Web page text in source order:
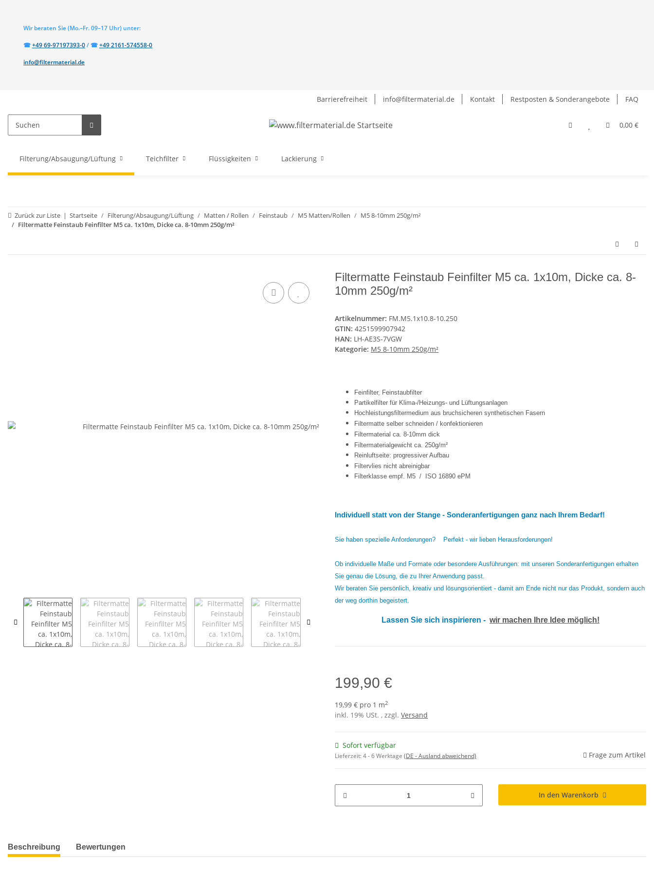
Wir beraten Sie(Mo.–Fr. 09–17 Uhr) unter:
☎Telefon:
+49 69-97197393-0/ ☎Telefon:
+49 2161-574558-0
info@filtermaterial.de
Barrierefreiheit info@filtermaterial.de Kontakt Restposten & Sonderangebote FAQ
0,00 €
Filterung/Absaugung/Lüftung Teichfilter Flüssigkeiten Lackierung
Zurück zur Liste Startseite Filterung/Absaugung/Lüftung Matten / Rollen Feinstaub M5 Matten/Rollen
M5 8-10mm 250g/m²
Filtermatte Feinstaub Feinfilter M5 ca. 1x10m, Dicke ca. 8-10mm 250g/m²
Filtermatte Feinstaub Feinfilter M5 ca. 1x10m, Dicke ca. 8-
10mm 250g/m²
Artikelnummer: FM.M5.1x10.8-10.250
GTIN: 4251599907942
HAN: LH-AE3S-7VGW
Kategorie: M5 8-10mm 250g/m²
Feinfilter, Feinstaubfilter
Partikelfilter für Klima-/Heizungs- und Lüftungsanlagen
Hochleistungsfiltermedium aus bruchsicheren synthetischen Fasern
Filtermatte selber schneiden / konfektionieren
Filtermaterial ca. 8-10mm dick
Filtermaterialgewicht ca. 250g/m²
Reinluftseite: progressiver Aufbau
Filtervlies nicht abreinigbar
Filterklasse empf. M5 / ISO 16890 ePM
Individuell statt von der Stange - Sonderanfertigungen ganz nach Ihrem Bedarf!
Sie haben spezielle Anforderungen? Perfekt - wir lieben Herausforderungen!
Ob individuelle Maße und Formate oder besondere Ausführungen: mit unseren Sonderanfertigungen erhalten
Sie genau die Lösung, die zu Ihrer Anwendung passt.
Wir beraten Sie persönlich, kreativ und lösungsorientiert - damit am Ende nicht nur das Produkt, sondern auch
der weg dorthin begeistert.
Lassen Sie sich inspirieren - wir machen Ihre Idee möglich!
199,90 €
19,99 € pro 1 m2
inkl. 19% USt. , zzgl. Versand
Sofort verfügbar
Lieferzeit:4 - 6 Werktage (DE - Ausland abweichend) Frage zum Artikel
In den Warenkorb
weitere Registerkarten anzeigen
Beschreibung Bewertungen